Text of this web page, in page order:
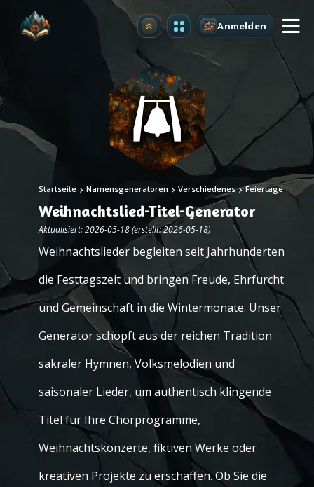
Upgrade Anmelden
Startseite Namensgeneratoren Verschiedenes Feiertage
Weihnachtslied-Titel-Generator
Aktualisiert: 2026-05-18 (erstellt: 2026-05-18)
Weihnachtslieder begleiten seit Jahrhunderten
die Festtagszeit und bringen Freude, Ehrfurcht
und Gemeinschaft in die Wintermonate. Unser
Generator schöpft aus der reichen Tradition
sakraler Hymnen, Volksmelodien und
saisonaler Lieder, um authentisch klingende
Titel für Ihre Chorprogramme,
Weihnachtskonzerte, fiktiven Werke oder
kreativen Projekte zu erschaffen. Ob Sie die